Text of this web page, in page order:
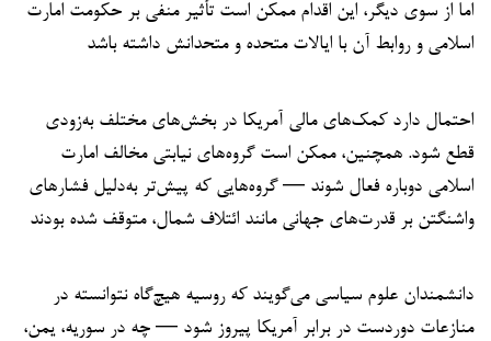
اما از سوی دیگر، این اقدام ممکن است تأثیر منفی بر حکومت امارت
اسلامی و روابط آن با ایالات متحده و متحدانش داشته باشد
احتمال دارد کمک‌های مالی آمریکا در بخش‌های مختلف به‌زودی
قطع شود. همچنین، ممکن است گروه‌های نیابتی مخالف امارت
اسلامی دوباره فعال شوند — گروه‌هایی که پیش‌تر به‌دلیل فشارهای
واشنگتن بر قدرت‌های جهانی مانند ائتلاف شمال، متوقف شده بودند
دانشمندان علوم سیاسی می‌گویند که روسیه هیچ‌گاه نتوانسته در
منازعات دوردست در برابر آمریکا پیروز شود — چه در سوریه، یمن،